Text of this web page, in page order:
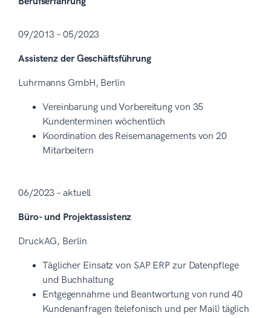
09/2013 – 05/2023
Assistenz der Geschäftsführung
Luhrmanns GmbH, Berlin
Vereinbarung und Vorbereitung von 35
Kundenterminen wöchentlich
Koordination des Reisemanagements von 20
Mitarbeitern
06/2023 – aktuell
Büro- und Projektassistenz
DruckAG, Berlin
Täglicher Einsatz von SAP ERP zur Datenpflege
und Buchhaltung
Entgegennahme und Beantwortung von rund 40
Kundenanfragen (telefonisch und per Mail) täglich